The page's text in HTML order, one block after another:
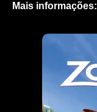
Mais informações: